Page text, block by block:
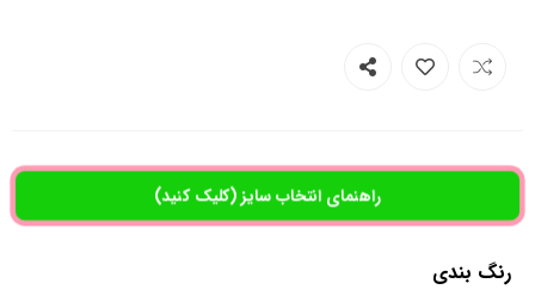
راهنمای انتخاب سایز (کلیک کنید)
رنگ بندی